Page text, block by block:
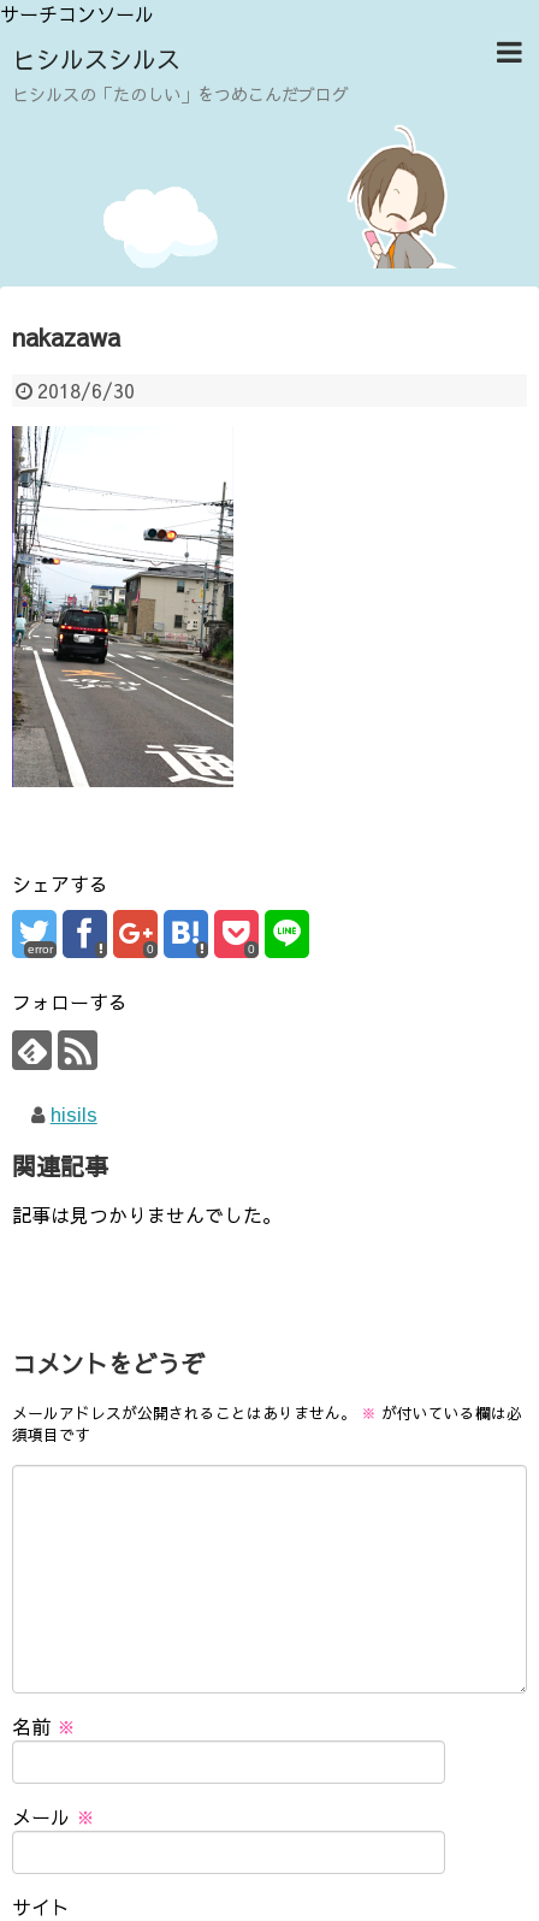
サーチコンソール
ヒシルスシルス
ヒシルスの「たのしい」をつめこんだブログ
nakazawa
2018/6/30
シェアする
error 0 0
フォローする
hisils
関連記事
記事は見つかりませんでした。
コメントをどうぞ
メールアドレスが公開されることはありません。 ※ が付いている欄は必
須項目です
名前 ※
メール ※
サイト